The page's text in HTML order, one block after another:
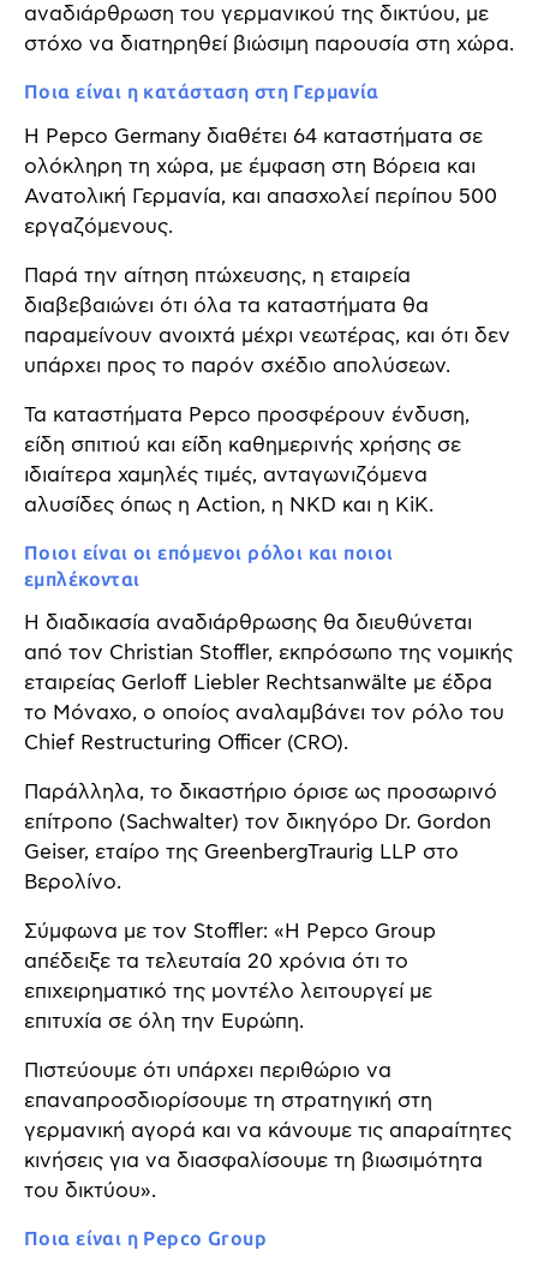
αναδιάρθρωση του γερμανικού της δικτύου, με
στόχο να διατηρηθεί βιώσιμη παρουσία στη χώρα.
Ποια είναι η κατάσταση στη Γερμανία
Η Pepco Germany διαθέτει 64 καταστήματα σε
ολόκληρη τη χώρα, με έμφαση στη Βόρεια και
Ανατολική Γερμανία, και απασχολεί περίπου 500
εργαζόμενους.
Παρά την αίτηση πτώχευσης, η εταιρεία
διαβεβαιώνει ότι όλα τα καταστήματα θα
παραμείνουν ανοιχτά μέχρι νεωτέρας, και ότι δεν
υπάρχει προς το παρόν σχέδιο απολύσεων.
Τα καταστήματα Pepco προσφέρουν ένδυση,
είδη σπιτιού και είδη καθημερινής χρήσης σε
ιδιαίτερα χαμηλές τιμές, ανταγωνιζόμενα
αλυσίδες όπως η Action, η NKD και η KiK.
Ποιοι είναι οι επόμενοι ρόλοι και ποιοι
εμπλέκονται
Η διαδικασία αναδιάρθρωσης θα διευθύνεται
από τον Christian Stoffler, εκπρόσωπο της νομικής
εταιρείας Gerloff Liebler Rechtsanwälte με έδρα
το Μόναχο, ο οποίος αναλαμβάνει τον ρόλο του
Chief Restructuring Officer (CRO).
Παράλληλα, το δικαστήριο όρισε ως προσωρινό
επίτροπο (Sachwalter) τον δικηγόρο Dr. Gordon
Geiser, εταίρο της GreenbergTraurig LLP στο
Βερολίνο.
Σύμφωνα με τον Stoffler: «Η Pepco Group
απέδειξε τα τελευταία 20 χρόνια ότι το
επιχειρηματικό της μοντέλο λειτουργεί με
επιτυχία σε όλη την Ευρώπη.
Πιστεύουμε ότι υπάρχει περιθώριο να
επαναπροσδιορίσουμε τη στρατηγική στη
γερμανική αγορά και να κάνουμε τις απαραίτητες
κινήσεις για να διασφαλίσουμε τη βιωσιμότητα
του δικτύου».
Ποια είναι η Pepco Group